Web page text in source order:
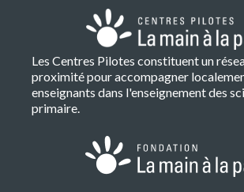
Les Centres Pilotes constituent un
proximité pour accompagner
enseignants dans l'enseignement des
primaire.